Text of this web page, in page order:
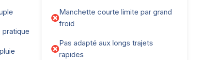
Manchette courte limite par grand
froid
Pas adapté aux longs trajets
rapides